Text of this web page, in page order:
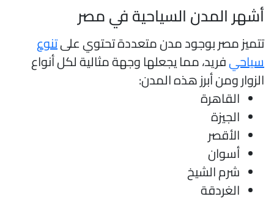
المدن السياحية في مصر
مصر بوجود مدن متعددة تحتوي علىتنوع
فريد، مما يجعلها وجهة مثالية لكل أنواع
ومن أبرز هذه المدن:
القاهرة
الجيزة
الأقصر
أسوان
شرم الشيخ
الغردقة